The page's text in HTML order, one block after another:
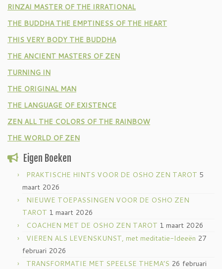
RINZAI MASTER OF THE IRRATIONAL
THE BUDDHA THE EMPTINESS OF THE HEART
THIS VERY BODY THE BUDDHA
THE ANCIENT MASTERS OF ZEN
TURNING IN
THE ORIGINAL MAN
THE LANGUAGE OF EXISTENCE
ZEN ALL THE COLORS OF THE RAINBOW
THE WORLD OF ZEN
Eigen Boeken
PRAKTISCHE HINTS VOOR DE OSHO ZEN TAROT 5
maart 2026
NIEUWE TOEPASSINGEN VOOR DE OSHO ZEN
TAROT 1 maart 2026
COACHEN MET DE OSHO ZEN TAROT 1 maart 2026
VIEREN ALS LEVENSKUNST, met meditatie-Ideeën 27
februari 2026
TRANSFORMATIE MET SPEELSE THEMA’S 26 februari